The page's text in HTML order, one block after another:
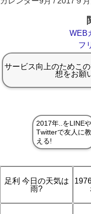
WEB
フ
足利 今日の天気は
雨?